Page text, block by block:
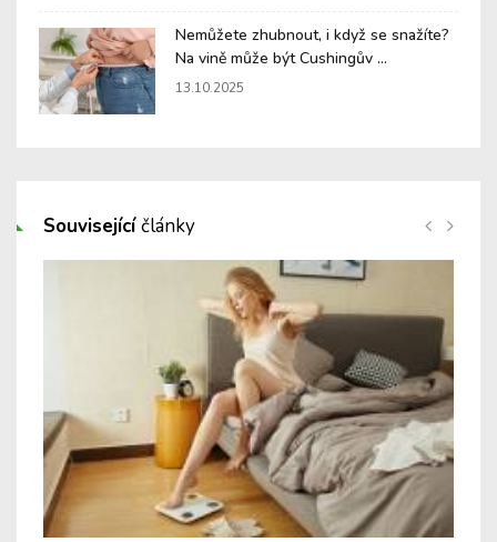
Nemůžete zhubnout, i když se snažíte?
Na vině může být Cushingův ...
13.10.2025
Souvisejícíčlánky